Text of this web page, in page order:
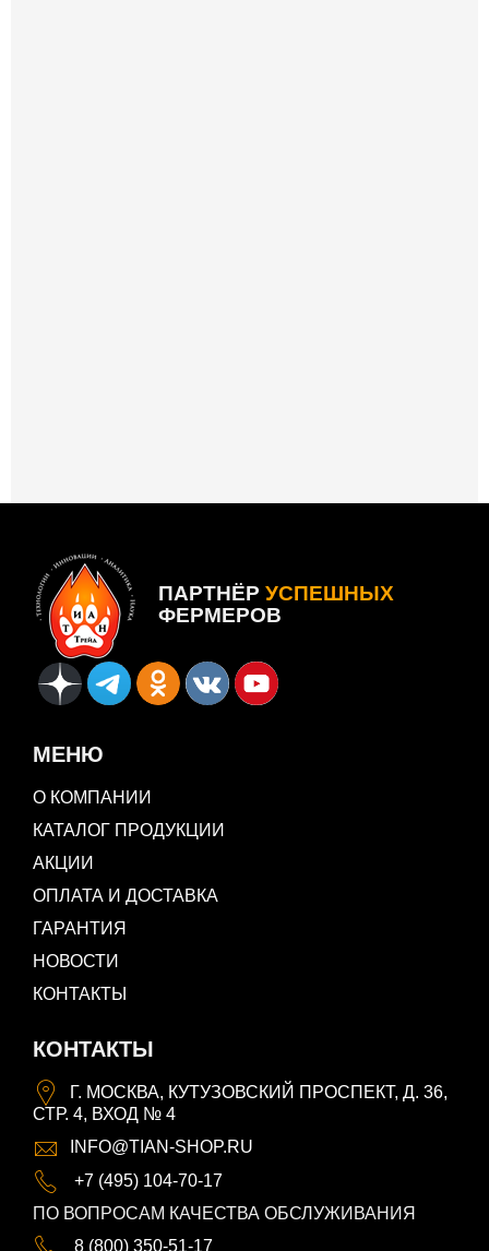
ПАРТНЁР УСПЕШНЫХ
ФЕРМЕРОВ
МЕНЮ
О КОМПАНИИ
КАТАЛОГ ПРОДУКЦИИ
АКЦИИ
ОПЛАТА И ДОСТАВКА
ГАРАНТИЯ
НОВОСТИ
КОНТАКТЫ
КОНТАКТЫ
Г. МОСКВА, КУТУЗОВСКИЙ ПРОСПЕКТ, Д. 36,
СТР. 4, ВХОД № 4
INFO@TIAN-SHOP.RU
+7 (495) 104-70-17
ПО ВОПРОСАМ КАЧЕСТВА ОБСЛУЖИВАНИЯ
8 (800) 350-51-17